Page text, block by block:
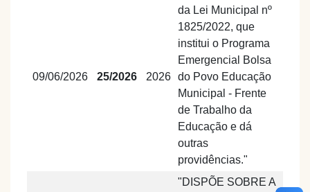
09/06/2026 25/2026 2026
da Lei Municipal nº
1825/2022, que
institui o Programa
Emergencial Bolsa
do Povo Educação
Municipal - Frente
de Trabalho da
Educação e dá
outras
providências."
"DISPÕE SOBRE A